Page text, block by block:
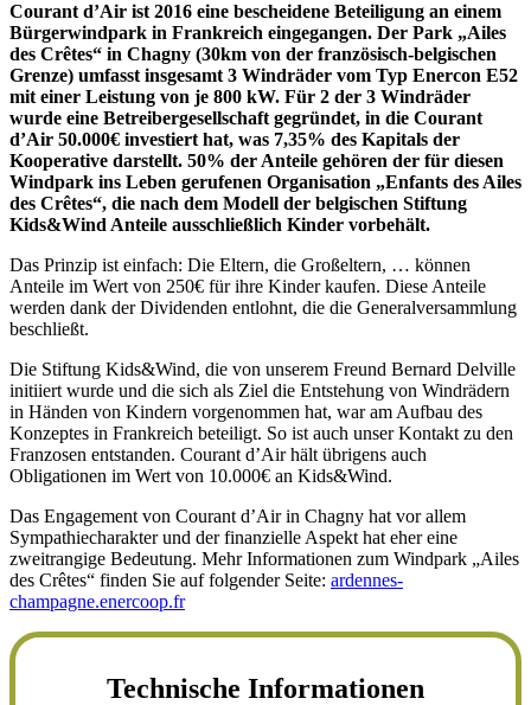
Courant d’Air ist 2016 eine bescheidene Beteiligung an einem
Bürgerwindpark in Frankreich eingegangen. Der Park „Ailes
des Crêtes“ in Chagny (30km von der französisch-belgischen
Grenze) umfasst insgesamt 3 Windräder vom Typ Enercon E52
mit einer Leistung von je 800 kW. Für 2 der 3 Windräder
wurde eine Betreibergesellschaft gegründet, in die Courant
d’Air 50.000€ investiert hat, was 7,35% des Kapitals der
Kooperative darstellt. 50% der Anteile gehören der für diesen
Windpark ins Leben gerufenen Organisation „Enfants des Ailes
des Crêtes“, die nach dem Modell der belgischen Stiftung
Kids&Wind Anteile ausschließlich Kinder vorbehält.
Das Prinzip ist einfach: Die Eltern, die Großeltern, … können
Anteile im Wert von 250€ für ihre Kinder kaufen. Diese Anteile
werden dank der Dividenden entlohnt, die die Generalversammlung
beschließt.
Die Stiftung Kids&Wind, die von unserem Freund Bernard Delville
initiiert wurde und die sich als Ziel die Entstehung von Windrädern
in Händen von Kindern vorgenommen hat, war am Aufbau des
Konzeptes in Frankreich beteiligt. So ist auch unser Kontakt zu den
Franzosen entstanden. Courant d’Air hält übrigens auch
Obligationen im Wert von 10.000€ an Kids&Wind.
Das Engagement von Courant d’Air in Chagny hat vor allem
Sympathiecharakter und der finanzielle Aspekt hat eher eine
zweitrangige Bedeutung. Mehr Informationen zum Windpark „Ailes
des Crêtes“ finden Sie auf folgender Seite: ardennes-
champagne.enercoop.fr
Technische Informationen